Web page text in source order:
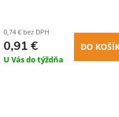
0,74 € bez DPH
0,91 €
U Vás do týždňa
DO